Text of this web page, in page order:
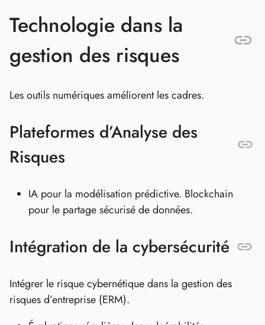
Technologie dans la
gestion des risques
Les outils numériques améliorent les cadres.
Plateformes d’Analyse des
Risques
IA pour la modélisation prédictive. Blockchain
pour le partage sécurisé de données.
Intégration de la cybersécurité
Intégrer le risque cybernétique dans la gestion des
risques d’entreprise (ERM).